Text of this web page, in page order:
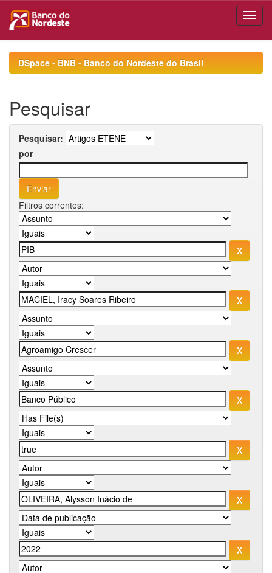
navigationDSpace - BNB - Banco do Nordeste do Brasil
Pesquisar
Pesquisar:
por
Filtros correntes: